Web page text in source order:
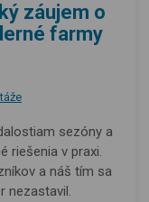
záujem o
farmy
sezóny a
riešenia v praxi.
a náš tím sa
nezastavil.